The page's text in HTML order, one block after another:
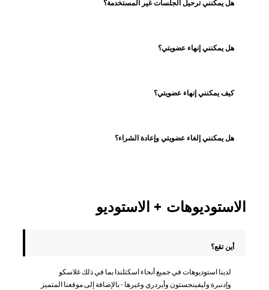
هل يمكنني ترحيل الجلسات غير المستخدمة؟
هل يمكنني إنهاء عضويتي؟
كيف يمكنني إنهاء عضويتي؟
هل يمكنني إلغاء عضويتي وإعادة الشراء؟
الاستوديوهات + الاستوديو
أين تقع؟
لدينا استوديوهات في جميع أنحاء اسكتلندا بما في ذلك غلاسكو
وإدنبرة وليفينجستون وأيردري وغيرها - بالإضافة إلى موقعنا المتميز